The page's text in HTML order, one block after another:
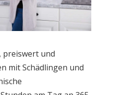
preiswert und